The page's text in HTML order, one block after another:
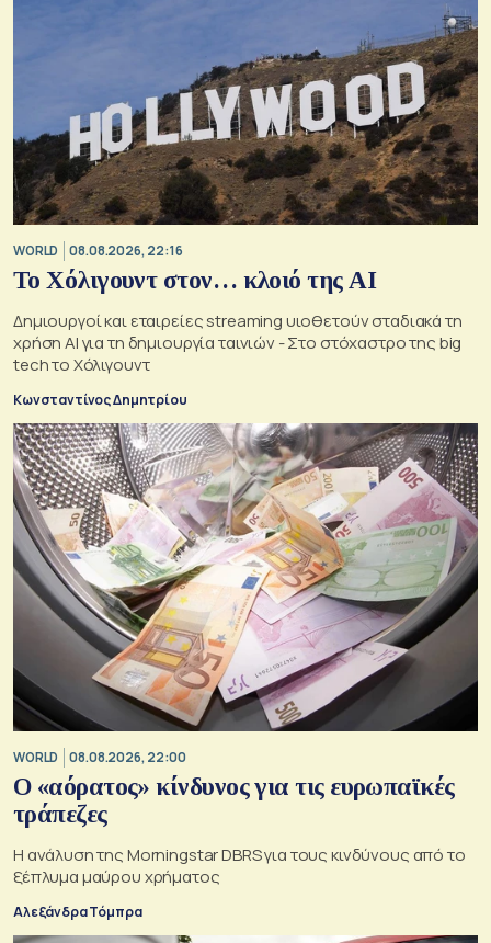
WORLD 08.08.2026, 22:16
Το Χόλιγουντ στον… κλοιό της AI
Δημιουργοί και εταιρείες streaming υιοθετούν σταδιακά τη
χρήση AI για τη δημιουργία ταινιών - Στο στόχαστρο της big
tech το Χόλιγουντ
Κωνσταντίνος Δημητρίου
WORLD 08.08.2026, 22:00
Ο «αόρατος» κίνδυνος για τις ευρωπαϊκές
τράπεζες
Η ανάλυση της Morningstar DBRS για τους κινδύνους από το
ξέπλυμα μαύρου χρήματος
Αλεξάνδρα Τόμπρα